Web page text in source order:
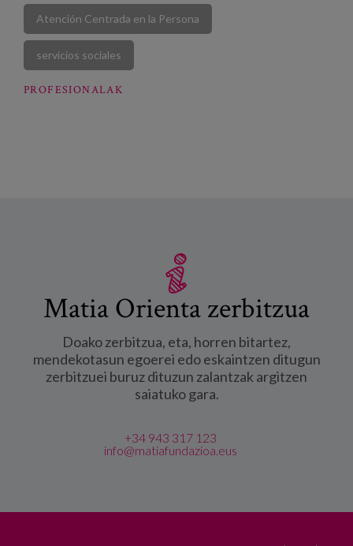
Atención Centrada en la Persona
servicios sociales
PROFESIONALAK
Matia Orienta zerbitzua
Doako zerbitzua, eta, horren bitartez,
mendekotasun egoerei edo eskaintzen ditugun
zerbitzuei buruz dituzun zalantzak argitzen
saiatuko gara.
+34 943 317 123
info@matiafundazioa.eus